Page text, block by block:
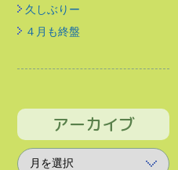
久しぶりー
４月も終盤
アーカイブ